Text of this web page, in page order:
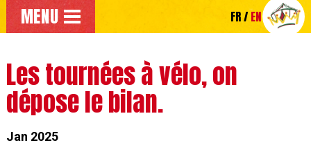
Go to the main menu
Go directly to the main content of the page
MENU FR EN
Les tournées à vélo, on
dépose le bilan.
Jan 2025